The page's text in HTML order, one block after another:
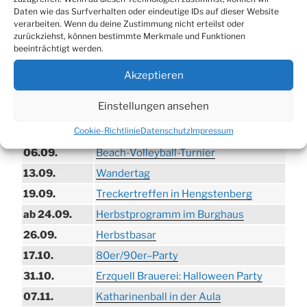
Daten wie das Surfverhalten oder eindeutige IDs auf dieser Website
verarbeiten. Wenn du deine Zustimmung nicht erteilst oder
zurückziehst, können bestimmte Merkmale und Funktionen
beeinträchtigt werden.
Akzeptieren
Einstellungen ansehen
Cookie-RichtlinieDatenschutzImpressum
TERMINE
30.08.
Biergarten-Wochenenden der Erzquell
Brauerei
Trödelmarkt in der Ortsmitte
Sommerfest in Helmerhausen
06.09.
Beach-Volleyball-Turnier
13.09.
Wandertag
19.09.
Treckertreffen in Hengstenberg
ab 24.09.
Herbstprogramm im Burghaus
26.09.
Herbstbasar
17.10.
80er/90er–Party
31.10.
Erzquell Brauerei: Halloween Party
07.11.
Katharinenball in der Aula